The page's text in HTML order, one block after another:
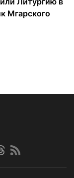
Мгарского